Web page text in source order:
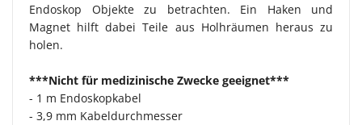
Endoskop Objekte zu betrachten. Ein Haken und
Magnet hilft dabei Teile aus Holhräumen heraus zu
holen.
***Nicht für medizinische Zwecke geeignet***
- 1 m Endoskopkabel
- 3,9 mm Kabeldurchmesser